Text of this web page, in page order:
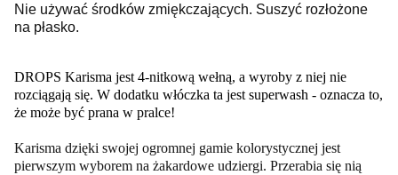
Nie używać środków zmiękczających. Suszyć rozłożone
na płasko.
DROPS Karisma jest 4-nitkową wełną, a wyroby z niej nie
rozciągają się. W dodatku włóczka ta jest superwash - oznacza to,
że może być prana w pralce!
Karisma dzięki swojej ogromnej gamie kolorystycznej jest
pierwszym wyborem na żakardowe udziergi. Przerabia się nią